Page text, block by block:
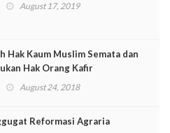
August 17, 2019
Hak Kaum Muslim Semata dan
Hak Orang Kafir
August 24, 2018
Reformasi Agraria